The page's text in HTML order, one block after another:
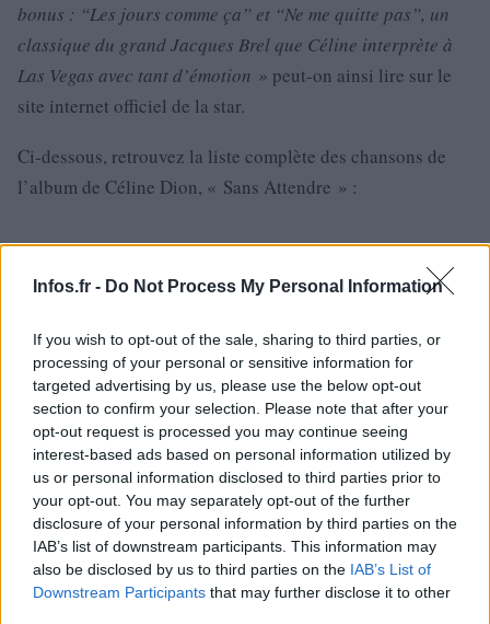
Infos.fr - Do Not Process My Personal Information
If you wish to opt-out of the sale, sharing to third parties, or
processing of your personal or sensitive information for
targeted advertising by us, please use the below opt-out
section to confirm your selection. Please note that after your
opt-out request is processed you may continue seeing
interest-based ads based on personal information utilized by
us or personal information disclosed to third parties prior to
your opt-out. You may separately opt-out of the further
disclosure of your personal information by third parties on the
IAB’s list of downstream participants. This information may
also be disclosed by us to third parties on the IAB’s List of
Downstream Participants that may further disclose it to other
bonus : “Les jours comme ça” et “Ne me quitte pas”, un
classique du grand Jacques Brel que Céline interprète à
Las Vegas avec tant d’émotion » peut-on ainsi lire sur le
site internet officiel de la star.
Ci-dessous, retrouvez la liste complète des chansons de
l’album de Céline Dion, « Sans Attendre » :
Parler à mon père